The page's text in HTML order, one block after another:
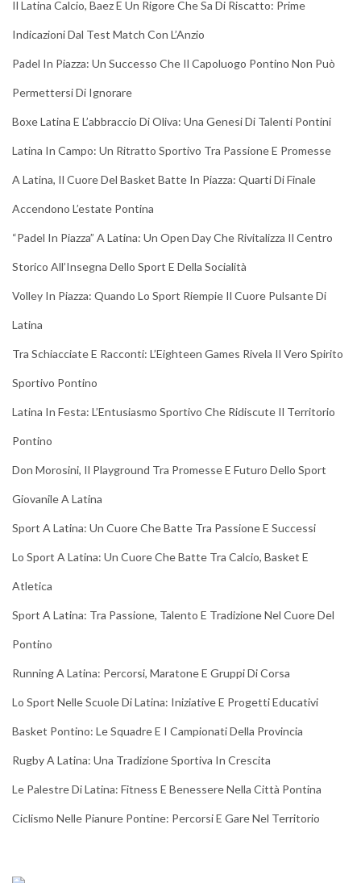
Il Latina Calcio, Baez E Un Rigore Che Sa Di Riscatto: Prime
Indicazioni Dal Test Match Con L’Anzio
Padel In Piazza: Un Successo Che Il Capoluogo Pontino Non Può
Permettersi Di Ignorare
Boxe Latina E L’abbraccio Di Oliva: Una Genesi Di Talenti Pontini
Latina In Campo: Un Ritratto Sportivo Tra Passione E Promesse
A Latina, Il Cuore Del Basket Batte In Piazza: Quarti Di Finale
Accendono L’estate Pontina
“Padel In Piazza” A Latina: Un Open Day Che Rivitalizza Il Centro
Storico All’Insegna Dello Sport E Della Socialità
Volley In Piazza: Quando Lo Sport Riempie Il Cuore Pulsante Di
Latina
Tra Schiacciate E Racconti: L’Eighteen Games Rivela Il Vero Spirito
Sportivo Pontino
Latina In Festa: L’Entusiasmo Sportivo Che Ridiscute Il Territorio
Pontino
Don Morosini, Il Playground Tra Promesse E Futuro Dello Sport
Giovanile A Latina
Sport A Latina: Un Cuore Che Batte Tra Passione E Successi
Lo Sport A Latina: Un Cuore Che Batte Tra Calcio, Basket E
Atletica
Sport A Latina: Tra Passione, Talento E Tradizione Nel Cuore Del
Pontino
Running A Latina: Percorsi, Maratone E Gruppi Di Corsa
Lo Sport Nelle Scuole Di Latina: Iniziative E Progetti Educativi
Basket Pontino: Le Squadre E I Campionati Della Provincia
Rugby A Latina: Una Tradizione Sportiva In Crescita
Le Palestre Di Latina: Fitness E Benessere Nella Città Pontina
Ciclismo Nelle Pianure Pontine: Percorsi E Gare Nel Territorio